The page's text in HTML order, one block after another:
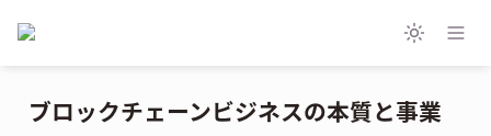
ブロックチェーンビジネスの本質と事業